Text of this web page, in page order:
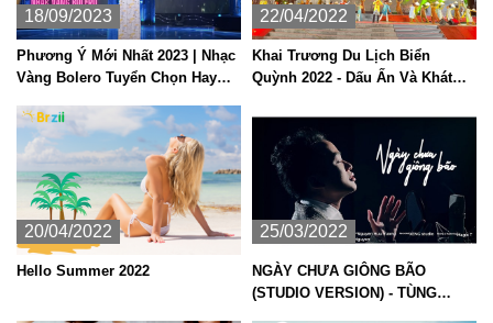
18/09/2023
Phương Ý Mới Nhất 2023 | Nhạc
Vàng Bolero Tuyển Chọn Hay
22/04/2022
Khai Trương Du Lịch Biển
Quỳnh 2022 - Dấu Ấn Và Khát
20/04/2022
Hello Summer 2022
25/03/2022
NGÀY CHƯA GIÔNG BÃO
(STUDIO VERSION) - TÙNG